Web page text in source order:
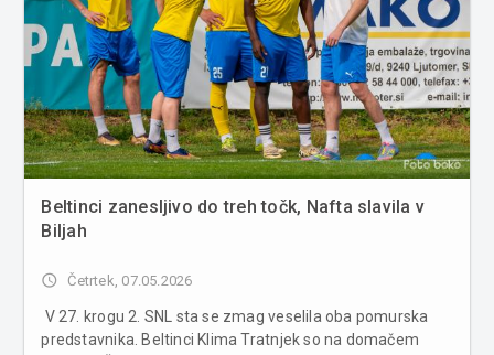
Beltinci zanesljivo do treh točk, Nafta slavila v
Biljah
access_time Četrtek, 07.05.2026
V 27. krogu 2. SNL sta se zmag veselila oba pomurska
predstavnika. Beltinci Klima Tratnjek so na domačem